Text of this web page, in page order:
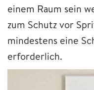
einem Raum sein
zum Schutz vor
mindestens eine
erforderlich.